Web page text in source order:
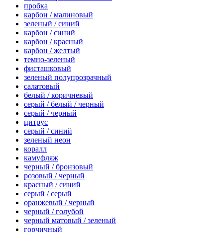
пробка
карбон / малиновый
зеленый / синий
карбон / синий
карбон / красный
карбон / желтый
темно-зеленый
фисташковый
зеленый полупрозрачный
салатовый
белый / коричневый
серый / белый / черный
серый / черный
цитрус
серый / синий
зеленый неон
коралл
камуфляж
черный / бронзовый
розовый / черный
красный / синий
серый / серый
оранжевый / черный
черный / голубой
черный матовый / зеленый
горчичный